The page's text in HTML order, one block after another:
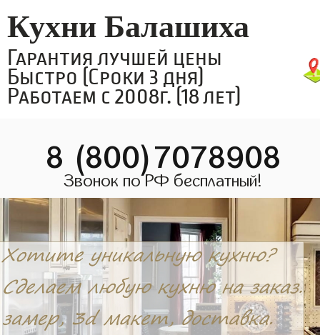
Кухни Балашиха
Гарантия лучшей цены
Быстро (Сроки 3 дня)
Работаем с 2008г. (18 лет)
8 (800)7078908
Звонок по РФ бесплатный!